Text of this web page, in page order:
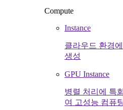
Compute
Instance
클라우드 환경
생성
GPU Instance
병렬 처리에 특
여 고성능 컴퓨